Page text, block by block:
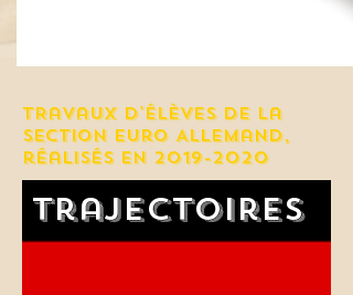
TRavaux d'élèves de la
section Euro Allemand,
réalisés en 2019-2020
Trajectoires